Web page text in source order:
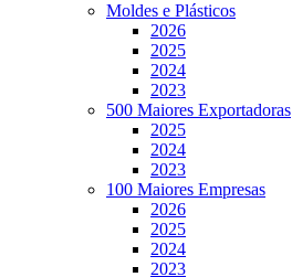
Moldes e Plásticos
2026
2025
2024
2023
500 Maiores Exportadoras
2025
2024
2023
100 Maiores Empresas
2026
2025
2024
2023